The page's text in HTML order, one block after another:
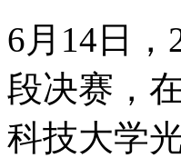
6月14日
段决赛，
科技大学